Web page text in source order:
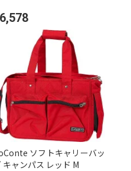
ソフトキャリーバッ
キャンパス レッド M